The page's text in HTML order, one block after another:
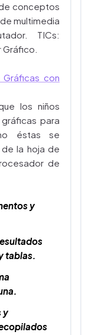
conceptos
multimedia
TICs:
con
los niños
para
éstas se
la hoja de
de
y
tablas.
y